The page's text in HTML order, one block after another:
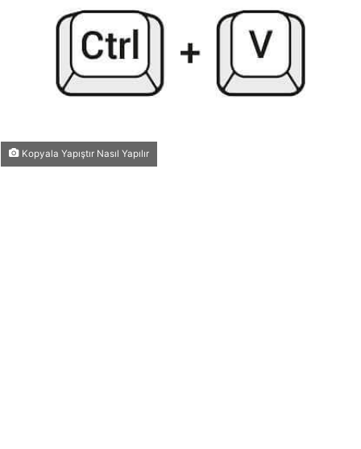
Kopyala Yapıştır Nasıl Yapılır